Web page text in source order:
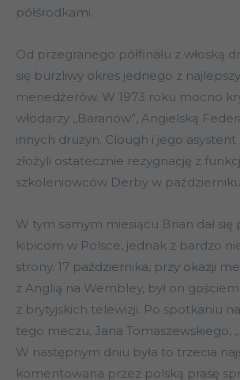
półśrodkami.
Od przegranego półfinału z włoską
się burzliwy okres jednego z
menedżerów. W 1973 roku mocno
włodarzy „Baranów”, Angielską
innych drużyn. Clough i jego
złożyli ostatecznie rezygnację z
szkoleniowców Derby w
W tym samym miesiącu Brian dał się
kibicom w Polsce, jednak z bardzo
strony. 17 października, przy okazji
z Anglią na Wembley, był on
z brytyjskich telewizji. Po spotkaniu
tego meczu, Jana Tomaszewskiego,
W następnym dniu była to trzecia
komentowana przez polską prasę